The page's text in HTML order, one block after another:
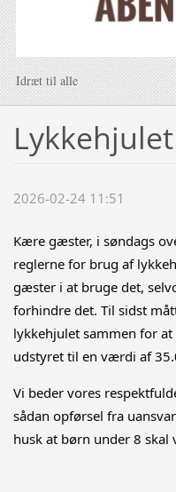
Idræt til alle
Lykkehjulet
2026-02-24 11:51
Kære gæster, i søndags
reglerne for brug af
gæster i at bruge det,
forhindre det. Til sidst
lykkehjulet sammen for
udstyret til en værdi af
Vi beder vores
sådan opførsel fra
husk at børn under 8